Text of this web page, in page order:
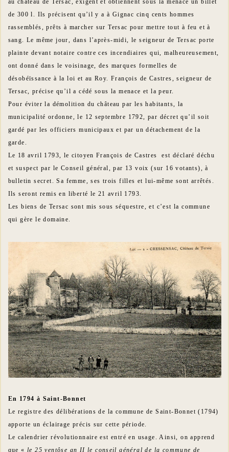
au château de Tersac, exigent et obtiennent sous la menace un billet
de 300 l. Ils précisent qu’il y a à Gignac cinq cents hommes
rassemblés, prêts à marcher sur Tersac pour mettre tout à feu et à
sang. Le même jour, dans l’après-midi, le seigneur de Tersac porte
plainte devant notaire contre ces incendiaires qui, malheureusement,
ont donné dans le voisinage, des marques formelles de
désobéïssance à la loi et au Roy. François de Castres, seigneur de
Tersac, précise qu’il a cédé sous la menace et la peur.
Pour éviter la démolition du château par les habitants, la
municipalité ordonne, le 12 septembre 1792, par décret qu’il soit
gardé par les officiers municipaux et par un détachement de la
garde.
Le 18 avril 1793, le citoyen François de Castres est déclaré déchu
et suspect par le Conseil général, par 13 voix (sur 16 votants), à
bulletin secret. Sa femme, ses trois filles et lui-même sont arrêtés.
Ils seront remis en liberté le 21 avril 1793.
Les biens de Tersac sont mis sous séquestre, et c’est la commune
qui gère le domaine.
En 1794 à Saint-Bonnet
Le registre des délibérations de la commune de Saint-Bonnet (1794)
apporte un éclairage précis sur cette période.
Le calendrier révolutionnaire est entré en usage. Ainsi, on apprend
que « le 25 ventôse an II le conseil général de la commune de